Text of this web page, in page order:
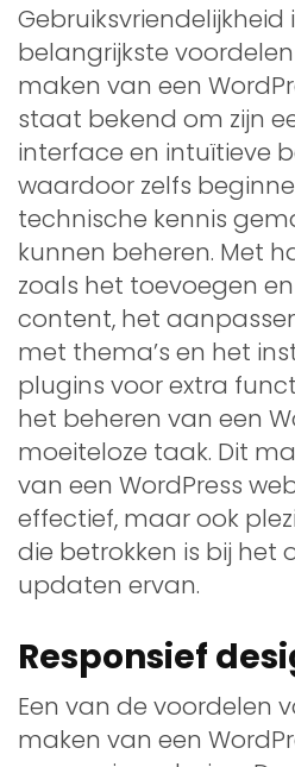
Gebruiksvriendelijkheid
belangrijkste
maken van een
staat bekend om zijn
interface en intuïtieve
waardoor zelfs
technische kennis
kunnen beheren. Met
zoals het toevoegen
content, het
met thema’s en het
plugins voor extra
het beheren van een
moeiteloze taak. Dit
van een WordPress
effectief, maar ook
die betrokken is bij het
updaten ervan.
Responsief
Een van de voordelen
maken van een